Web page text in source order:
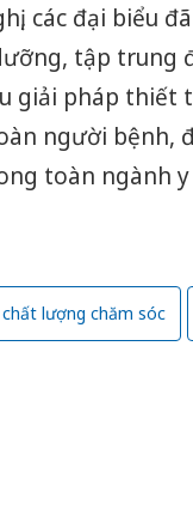
các đại biểu
tập trung
giải pháp thiết
người bệnh,
toàn ngành
lượng chăm sóc